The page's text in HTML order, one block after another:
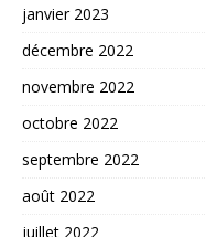
janvier 2023
décembre 2022
novembre 2022
octobre 2022
septembre 2022
août 2022
juillet 2022